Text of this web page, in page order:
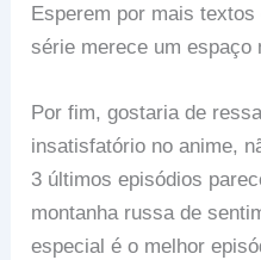
Esperem por mais textos
série merece um espaço
Por fim, gostaria de
insatisfatório no anime,
3 últimos episódios
montanha russa de
especial é o melhor